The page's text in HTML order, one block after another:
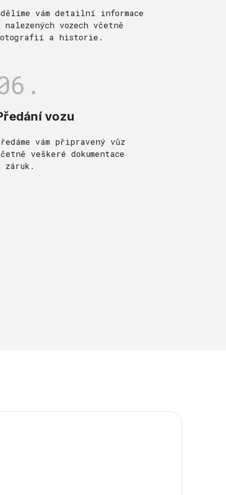
vám detailní informace
nalezených vozech včetně
a historie.
vozu
vám připravený vůz
veškeré dokumentace
záruk.